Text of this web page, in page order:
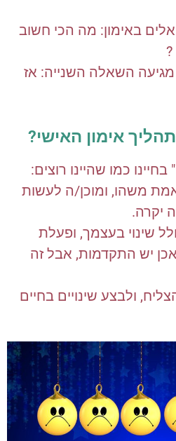
באימון: מה הכי חשוב
השאלה השנייה: אז
אימון האישי?
כמו שהיינו רוצים:
משהו, ומוכן/ה לעשות
יקרה.
שינוי בעצמך, ופעלת
יש התקדמות, אבל זה
ולבצע שינויים בחיים